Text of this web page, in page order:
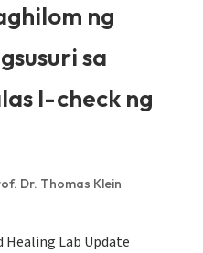
ng
sa
I-check ng
Dr. Thomas Klein
Lab Update